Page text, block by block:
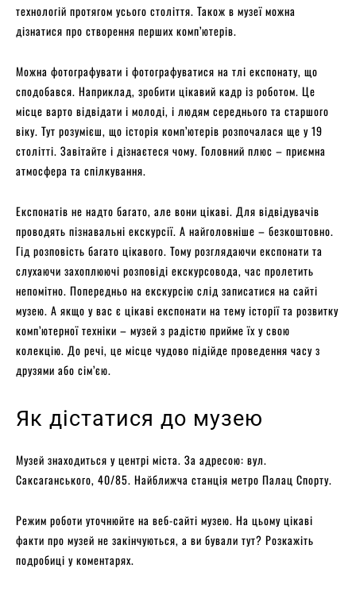
технологій протягом усього століття. Також в музеї можна
дізнатися про створення перших комп’ютерів.
Можна фотографувати і фотографуватися на тлі експонату, що
сподобався. Наприклад, зробити цікавий кадр із роботом. Це
місце варто відвідати і молоді, і людям середнього та старшого
віку. Тут розумієш, що історія комп’ютерів розпочалася ще у 19
столітті. Завітайте і дізнаєтеся чому. Головний плюс – приємна
атмосфера та спілкування.
Експонатів не надто багато, але вони цікаві. Для відвідувачів
проводять пізнавальні екскурсії. А найголовніше – безкоштовно.
Гід розповість багато цікавого. Тому розглядаючи експонати та
слухаючи захоплюючі розповіді екскурсовода, час пролетить
непомітно. Попередньо на екскурсію слід записатися на сайті
музею. А якщо у вас є цікаві експонати на тему історії та розвитку
комп’ютерної техніки – музей з радістю прийме їх у свою
колекцію. До речі, це місце чудово підійде проведення часу з
друзями або сім’єю.
Як дістатися до музею
Музей знаходиться у центрі міста. За адресою: вул.
Саксаганського, 40/85. Найближча станція метро Палац Спорту.
Режим роботи уточнюйте на веб-сайті музею. На цьому цікаві
факти про музей не закінчуються, а ви бували тут? Розкажіть
подробиці у коментарях.